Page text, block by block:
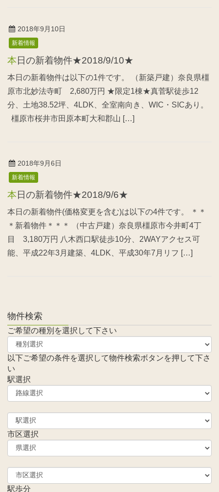
2018年9月10日
新着情報
本日の新着物件★2018/9/10★
本日の新着物件は以下の1件です。 （新築戸建）奈良県橿
原市北妙法寺町 2,680万円 ★限定1棟★真菅駅徒歩12
分、土地38.52坪、4LDK、全室南向き、WIC・SICあり。
橿原市桜井市田原本町大和郡山 […]
2018年9月6日
新着情報
本日の新着物件★2018/9/6★
本日の新着物件(価格変更を含む)は以下の4件です。 ＊＊
＊新着物件＊＊＊ （中古戸建）奈良県橿原市今井町4丁
目 3,180万円 八木西口駅徒歩10分、2WAYアクセス可
能、平成22年3月建築、4LDK、平成30年7月リフ […]
物件検索
ご希望の種別を選択して下さい
以下ご希望の条件を選択して物件検索ボタンを押して下さ
い
駅選択
市区選択
駅歩分